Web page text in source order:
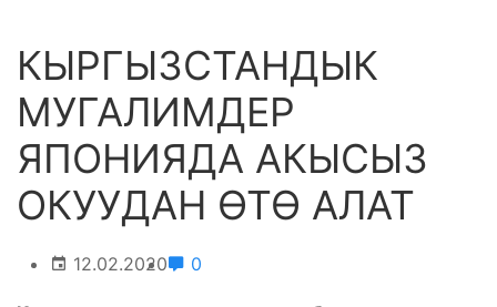
КЫРГЫЗСТАНДЫК
МУГАЛИМДЕР
ЯПОНИЯДА АКЫСЫЗ
ОКУУДАН ӨТӨ АЛАТ
12.02.2020 0